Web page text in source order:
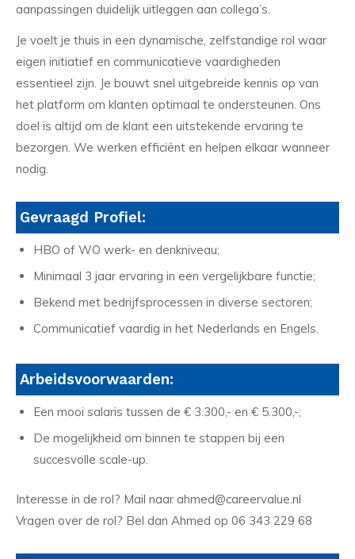
aanpassingen duidelijk uitleggen aan collega’s.
Je voelt je thuis in een dynamische, zelfstandige rol waar
eigen initiatief en communicatieve vaardigheden
essentieel zijn. Je bouwt snel uitgebreide kennis op van
het platform om klanten optimaal te ondersteunen. Ons
doel is altijd om de klant een uitstekende ervaring te
bezorgen. We werken efficiënt en helpen elkaar wanneer
nodig.
Gevraagd Profiel:
HBO of WO werk- en denkniveau;
Minimaal 3 jaar ervaring in een vergelijkbare functie;
Bekend met bedrijfsprocessen in diverse sectoren;
Communicatief vaardig in het Nederlands en Engels.
Arbeidsvoorwaarden:
Een mooi salaris tussen de € 3.300,- en € 5.300,-;
De mogelijkheid om binnen te stappen bij een
succesvolle scale-up.
Interesse in de rol? Mail naar ahmed@careervalue.nl
Vragen over de rol? Bel dan Ahmed op 06 343 229 68